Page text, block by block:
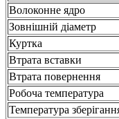
Волоконне ядро
Зовнішній діаметр
Куртка
Втрата вставки
Втрата повернення
Робоча температура
Температура